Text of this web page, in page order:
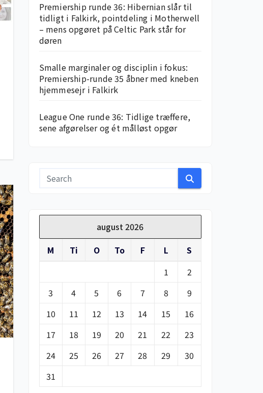
Premiership runde 36: Hibernian slår til
tidligt i Falkirk, pointdeling i Motherwell
– mens opgøret på Celtic Park står for
døren
Smalle marginaler og disciplin i fokus:
Premiership-runde 35 åbner med kneben
hjemme­sejr i Falkirk
League One runde 36: Tidlige træffere,
sene afgørelser og ét målløst opgør
august 2026
M
Ti O To F L
S
1
2
3
4 5 6 7 8
9
10
11 12 13 14 15
16
17
18 19 20 21 22
23
24
25 26 27 28 29
30
31